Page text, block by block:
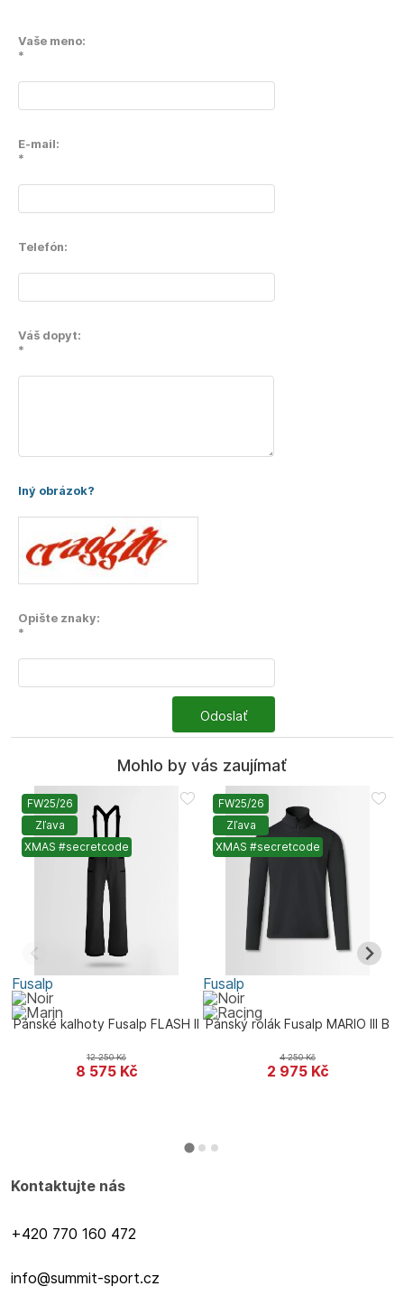
Vaše meno:
*
E-mail:
*
Telefón:
Váš dopyt:
*
Iný obrázok?
Opište znaky:
*
Odoslať
Mohlo by vás zaujímať
FW25/26
Zľava
XMAS #secretcode
Fusalp
Pánské kalhoty Fusalp FLASH II
8 575 Kč
12 250Kč
FW25/26
Zľava
XMAS #secretcode
Fusalp
Pánský rolák Fusalp MARIO III B
2 975 Kč
4 250Kč
Kontaktujte nás
+420 770 160 472
info@summit-sport.cz